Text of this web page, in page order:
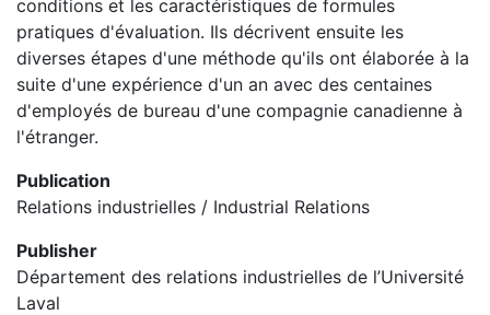
conditions et les caractéristiques de formules
pratiques d'évaluation. Ils décrivent ensuite les
diverses étapes d'une méthode qu'ils ont élaborée à la
suite d'une expérience d'un an avec des centaines
d'employés de bureau d'une compagnie canadienne à
l'étranger.
Publication
Relations industrielles / Industrial Relations
Publisher
Département des relations industrielles de l’Université
Laval